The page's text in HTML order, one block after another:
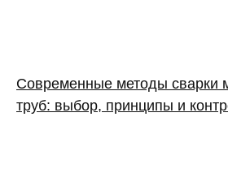
Современные методы сварки
труб: выбор, принципы и